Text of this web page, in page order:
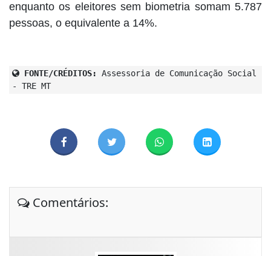
enquanto os eleitores sem biometria somam 5.787
pessoas, o equivalente a 14%.
FONTE/CRÉDITOS:
Assessoria de Comunicação Social
- TRE MT
Comentários: